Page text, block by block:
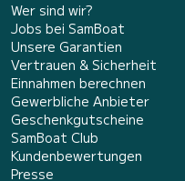
Wer sind wir?
Jobs bei SamBoat
Unsere Garantien
Vertrauen & Sicherheit
Einnahmen berechnen
Gewerbliche Anbieter
Geschenkgutscheine
SamBoat Club
Kundenbewertungen
Presse